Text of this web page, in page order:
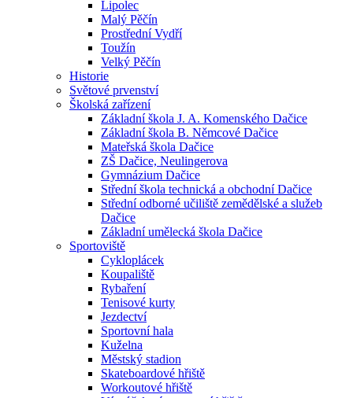
Lipolec
Malý Pěčín
Prostřední Vydří
Toužín
Velký Pěčín
Historie
Světové prvenství
Školská zařízení
Základní škola J. A. Komenského Dačice
Základní škola B. Němcové Dačice
Mateřská škola Dačice
ZŠ Dačice, Neulingerova
Gymnázium Dačice
Střední škola technická a obchodní Dačice
Střední odborné učiliště zemědělské a služeb
Dačice
Základní umělecká škola Dačice
Sportoviště
Cykloplácek
Koupaliště
Rybaření
Tenisové kurty
Jezdectví
Sportovní hala
Kuželna
Městský stadion
Skateboardové hřiště
Workoutové hřiště